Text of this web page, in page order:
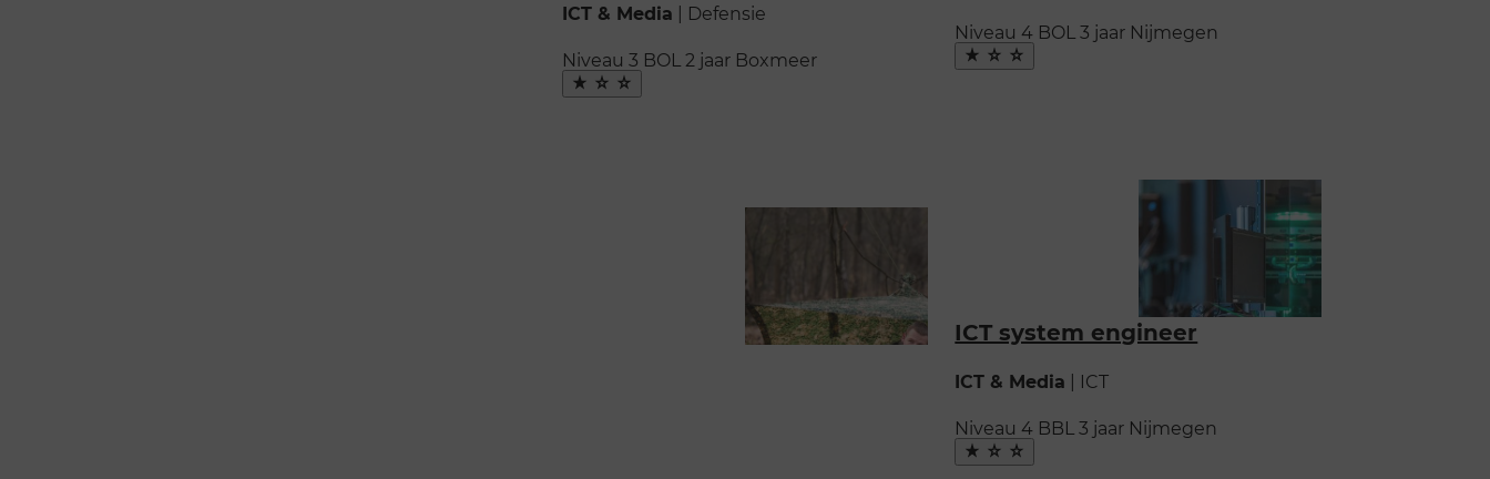
ICT & Media | Defensie
Niveau 3 BOL 2 jaar Boxmeer
Maak
favoriet
Niveau 4 BOL 3 jaar Nijmegen
Maak
favoriet
ICT system engineer
ICT & Media | ICT
Niveau 4 BBL 3 jaar Nijmegen
Maak
favoriet